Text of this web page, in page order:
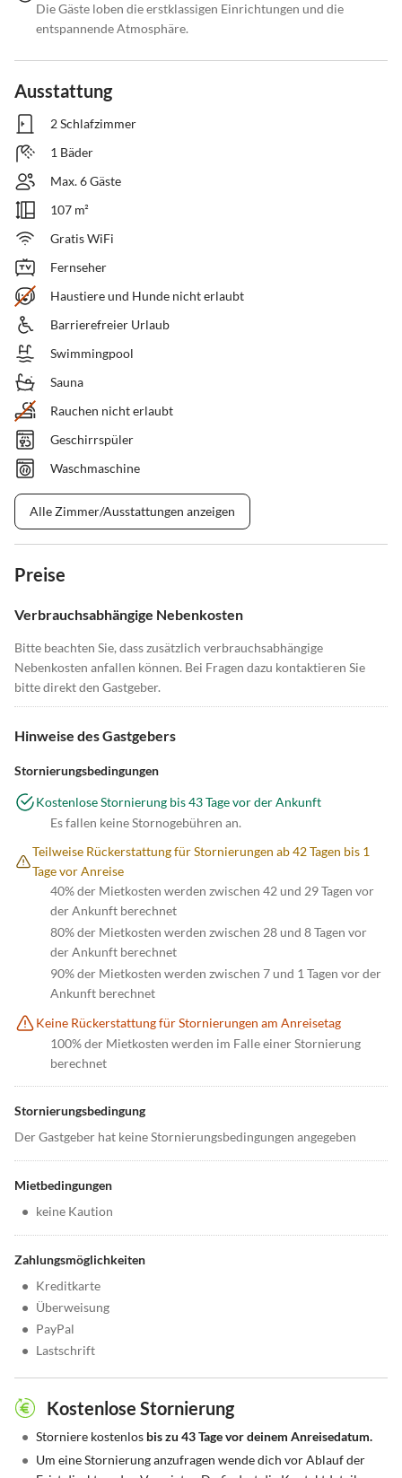
Die Gäste loben die erstklassigen Einrichtungen und die
entspannende Atmosphäre.
Ausstattung
2 Schlafzimmer
1 Bäder
Max. 6 Gäste
107 m²
Gratis WiFi
Fernseher
Haustiere und Hunde nicht erlaubt
Barrierefreier Urlaub
Swimmingpool
Sauna
Rauchen nicht erlaubt
Geschirrspüler
Waschmaschine
Alle Zimmer/Ausstattungen anzeigen
Preise
Verbrauchsabhängige Nebenkosten
Bitte beachten Sie, dass zusätzlich verbrauchsabhängige
Nebenkosten anfallen können. Bei Fragen dazu kontaktieren Sie
bitte direkt den Gastgeber.
Hinweise des Gastgebers
Stornierungsbedingungen
Kostenlose Stornierung bis 43 Tage vor der Ankunft
Es fallen keine Stornogebühren an.
Teilweise Rückerstattung für Stornierungen ab 42 Tagen bis 1
Tage vor Anreise
40% der Mietkosten werden zwischen 42 und 29 Tagen vor
der Ankunft berechnet
80% der Mietkosten werden zwischen 28 und 8 Tagen vor
der Ankunft berechnet
90% der Mietkosten werden zwischen 7 und 1 Tagen vor der
Ankunft berechnet
Keine Rückerstattung für Stornierungen am Anreisetag
100% der Mietkosten werden im Falle einer Stornierung
berechnet
Stornierungsbedingung
Der Gastgeber hat keine Stornierungsbedingungen angegeben
Mietbedingungen
• keine Kaution
Zahlungsmöglichkeiten
• Kreditkarte
• Überweisung
• PayPal
• Lastschrift
Kostenlose Stornierung
• Storniere kostenlos bis zu 43 Tage vor deinem Anreisedatum.
• Um eine Stornierung anzufragen wende dich vor Ablauf der